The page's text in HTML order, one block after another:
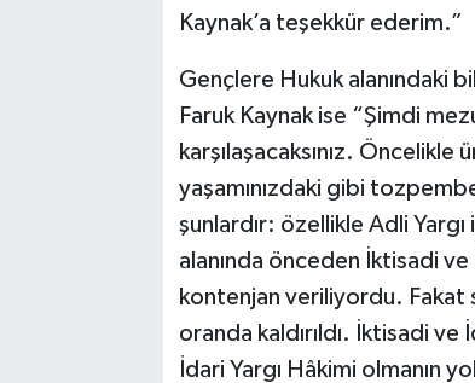
Kaynak’a teşekkür ederim.”
Gençlere Hukuk alanındaki
Faruk Kaynak ise “Şimdi
karşılaşacaksınız.
yaşamınızdaki gibi
şunlardır: özellikle Adli
alanında önceden İktisadi
kontenjan veriliyordu. Fakat
oranda kaldırıldı. İktisadi ve
İdari Yargı Hâkimi olmanın